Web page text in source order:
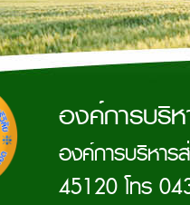
องค์การบริ
องค์การบริหา
45120 โทร